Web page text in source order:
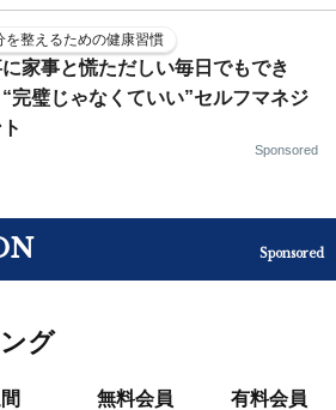
を整えるための健康習慣
家事と慌ただしい毎日でもでき
完璧じゃなくていい”セルフマネジ
Sponsored
Sponsored
グ
無料会員 有料会員